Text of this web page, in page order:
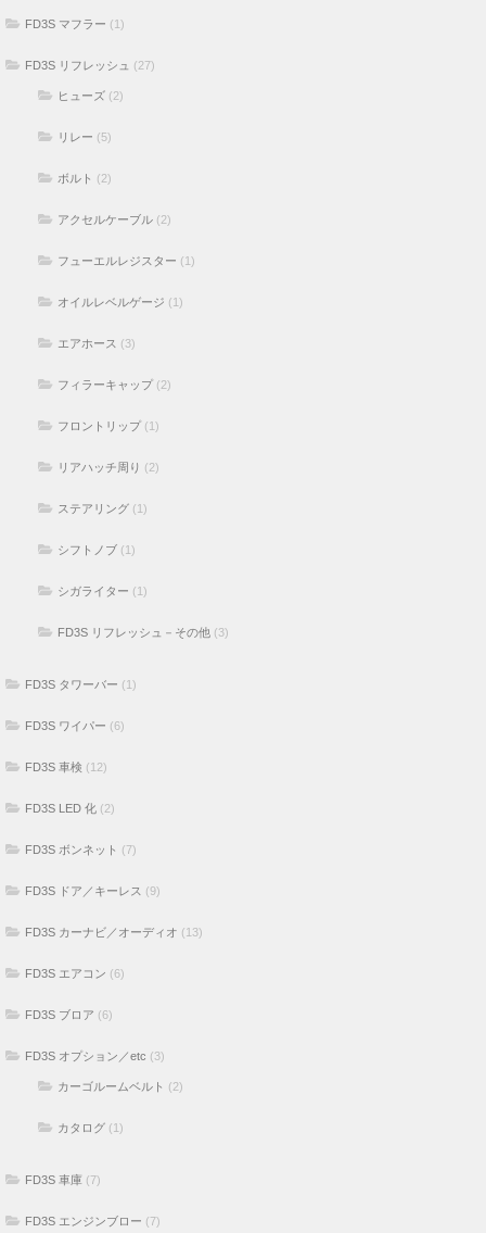
FD3S マフラー (1)
FD3S リフレッシュ (27)
ヒューズ (2)
リレー (5)
ボルト (2)
アクセルケーブル (2)
フューエルレジスター (1)
オイルレベルゲージ (1)
エアホース (3)
フィラーキャップ (2)
フロントリップ (1)
リアハッチ周り (2)
ステアリング (1)
シフトノブ (1)
シガライター (1)
FD3S リフレッシュ－その他 (3)
FD3S タワーバー (1)
FD3S ワイパー (6)
FD3S 車検 (12)
FD3S LED 化 (2)
FD3S ボンネット (7)
FD3S ドア／キーレス (9)
FD3S カーナビ／オーディオ (13)
FD3S エアコン (6)
FD3S ブロア (6)
FD3S オプション／etc (3)
カーゴルームベルト (2)
カタログ (1)
FD3S 車庫 (7)
FD3S エンジンブロー (7)